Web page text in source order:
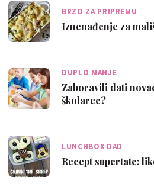
BRZO ZA PRIPREMU
Iznenađenje za
DUPLO MANJE
Zaboravili dati
školarce?
LUNCHBOX DAD
Recept supertate: